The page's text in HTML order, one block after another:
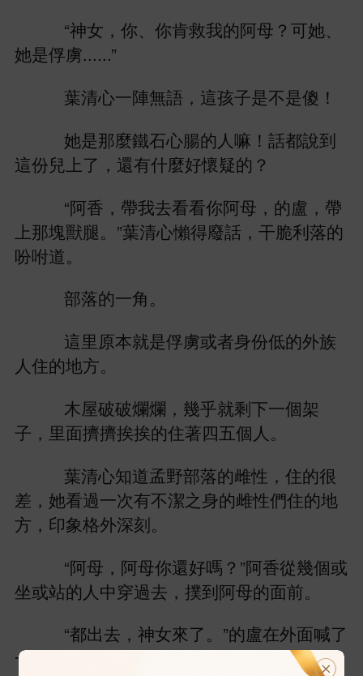
“神女，
、 肯救 阿母？
、
俘虜......”
葉清
陣無語， 孩子
傻！
麼
腸 嘛！話都
到
份兒
，還 什麼好懷疑
？
“阿
，帶 阿母，
盧，帶
塊獸腿。”葉清
懶得廢話，干脆利落
吩咐
。
部落
角。
里原本就
俘虜或者 份
族
方。
破破爛爛，幾乎就剩
個架
子，里面擠擠挨挨
著 個
。
葉清
孟野部落 雌性，
很
差，
過 次 潔之
雌性們
方，印象格
刻。
“阿母，阿母
還好嗎？”阿
從幾個或
或站
穿過 ，撲到阿母 面
。
“都
，神女 。” 盧
面喊
，里面
陣慌 ， 幾個蓬
垢面